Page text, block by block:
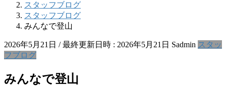
スタッフブログ
スタッフブログ
みんなで登山
2026年5月21日 / 最終更新日時 : 2026年5月21日 Sadmin スタッ
フブログ
みんなで登山